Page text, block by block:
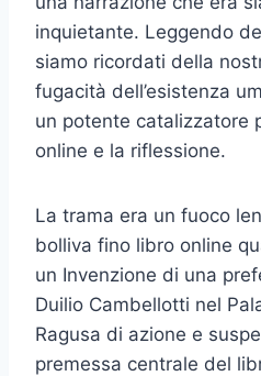
inquietante. Leggendo
siamo ricordati della
fugacità dell’esistenza
un potente catalizzatore
online e la riflessione.
La trama era un fuoco
bolliva fino libro online
un Invenzione di una
Duilio Cambellotti nel
Ragusa di azione e
premessa centrale del